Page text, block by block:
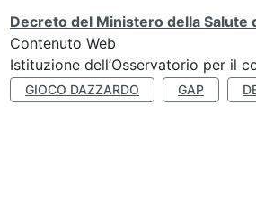
Decreto del Ministero della Salute
Contenuto Web
Istituzione dell’Osservatorio per il
GIOCO DAZZARDO GAP